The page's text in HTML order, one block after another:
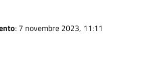
: 7 novembre 2023, 11:11